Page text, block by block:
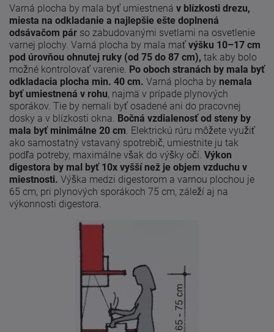
Varná plocha by mala byť umiestnená v blízkosti drezu,
miesta na odkladanie a najlepšie ešte doplnená
odsávačom pár so zabudovanými svetlami na osvetlenie
varnej plochy. Varná plocha by mala mať výšku 10–17 cm
pod úrovňou ohnutej ruky (od 75 do 87 cm), tak aby bolo
možné kontrolovať varenie. Po oboch stranách by mala byť
odkladacia plocha min. 40 cm. Varná plocha by nemala
byť umiestnená v rohu, najmä v prípade plynových
sporákov. Tie by nemali byť osadené ani do pracovnej
dosky a v blízkosti okna. Bočná vzdialenosť od steny by
mala byť minimálne 20 cm . Elektrickú rúru môžete využiť
ako samostatný vstavaný spotrebič, umiestnite ju tak
podľa potreby, maximálne však do výšky očí. Výkon
digestora by mal byť 10x vyšší než je objem vzduchu v
miestnosti. Výška medzi digestorom a varnou plochou je
65 cm, pri plynových sporákoch 75 cm, záleží aj na
výkonnosti digestora.